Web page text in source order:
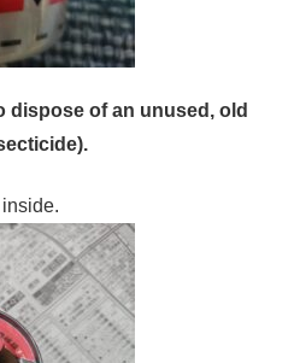
dispose of an unused, old